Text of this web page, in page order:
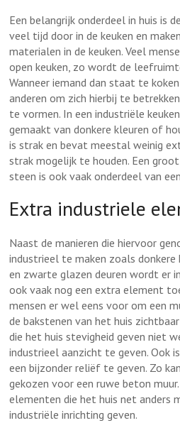
Een belangrijk onderdeel in huis is
veel tijd door in de keuken en
materialen in de keuken. Veel
open keuken, zo wordt de
Wanneer iemand dan staat te
anderen om zich hierbij te
te vormen. In een industriële
gemaakt van donkere kleuren of
is strak en bevat meestal weinig
strak mogelijk te houden. Een
steen is ook vaak onderdeel van
Extra industriele
Naast de manieren die hiervoor
industrieel te maken zoals
en zwarte glazen deuren wordt er
ook vaak nog een extra element
mensen er wel eens voor om een
de bakstenen van het huis
die het huis stevigheid geven niet
industrieel aanzicht te geven. Ook
een bijzonder reliëf te geven. Zo
gekozen voor een ruwe beton
elementen die het huis net anders
industriële inrichting geven.